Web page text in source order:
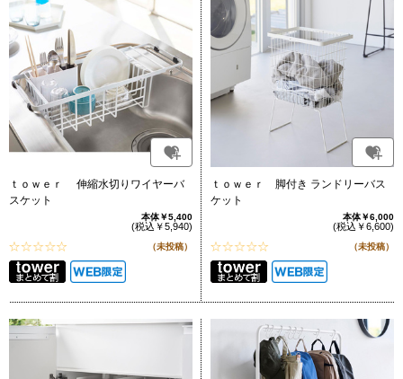
ｔｏｗｅｒ 伸縮水切りワイヤーバ
スケット
本体￥5,400
(税込￥5,940)
（未投稿）
ｔｏｗｅｒ 脚付き ランドリーバス
ケット
本体￥6,000
(税込￥6,600)
（未投稿）